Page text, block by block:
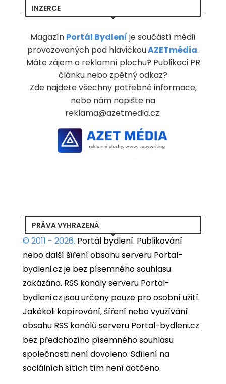
INZERCE
Magazín Portál Bydlení je součástí médií
provozovaných pod hlavičkouAZETmédia.
Máte zájem o reklamní plochu? Publikaci PR
článku nebo zpětný odkaz?
Zde najdete všechny potřebné informace,
nebo nám napište na
reklama@azetmedia.cz:
PRÁVA VYHRAZENÁ
© 2011 - 2026. Portál bydlení. Publikování
nebo další šíření obsahu serveru Portal-
bydleni.cz je bez písemného souhlasu
zakázáno. RSS kanály serveru Portal-
bydleni.cz jsou určeny pouze pro osobní užití.
Jakékoli kopírování, šíření nebo využívání
obsahu RSS kanálů serveru Portal-bydleni.cz
bez předchozího písemného souhlasu
společnosti není dovoleno. Sdílení na
sociálních sítích tím není dotčeno.